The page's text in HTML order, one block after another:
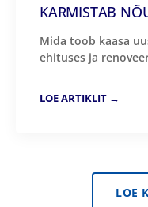
KARMISTAB
Mida toob kaasa
ehituses ja
LOE ARTIKLIT →
LOE